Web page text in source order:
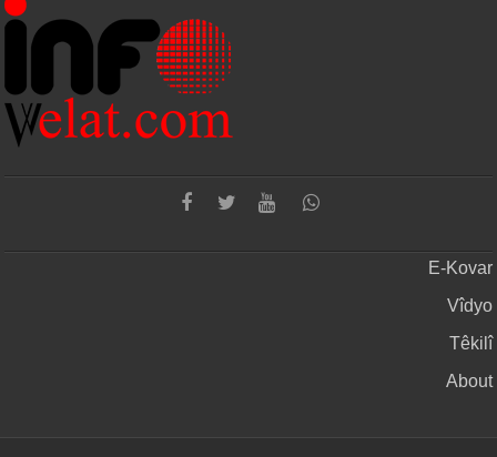
E-Kovar
Vîdyo
Têkilî
About